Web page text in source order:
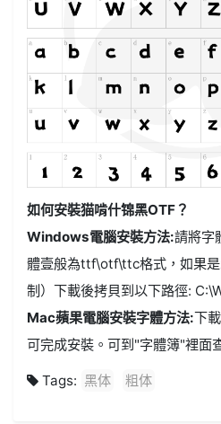
如何安裝猫啃什锦黑OTF？
Windows電腦安裝方法:請將字
體壹般為ttf\otf\ttc格式，如果
制）下載後拷貝到以下路徑:
Mac蘋果電腦安裝字體方法:下
可完成安裝。可到"字體簿"裡面
Tags: 黑体 粗体